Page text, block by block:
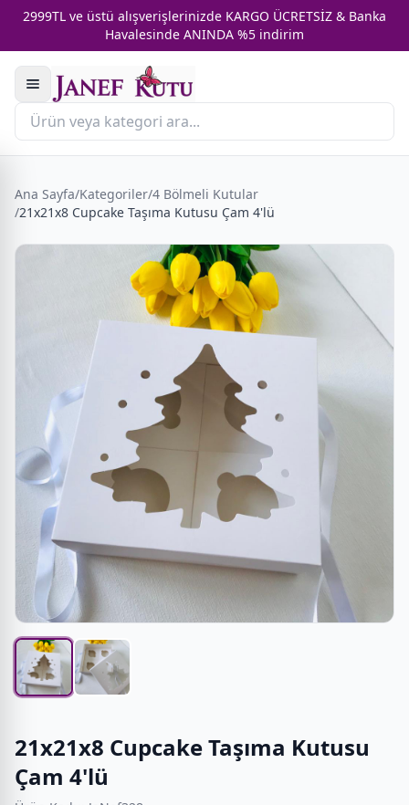
2999TL ve üstü alışverişlerinizde KARGO ÜCRETSİZ & Banka
Havalesinde ANINDA %5 indirim
Ana Sayfa/Kategoriler/4 Bölmeli Kutular
/21x21x8 Cupcake Taşıma Kutusu Çam 4'lü
21x21x8 Cupcake Taşıma Kutusu
Çam 4'lü